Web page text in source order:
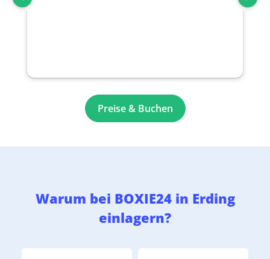
Preise & Buchen
Warum bei BOXIE24 in Erding
einlagern?